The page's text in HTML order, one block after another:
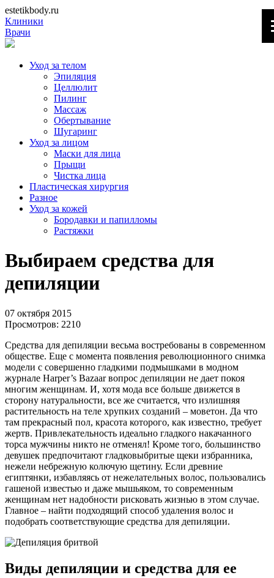
estetikbody.ru
Клиники
Врачи
Уход за телом
Эпиляция
Целлюлит
Пилинг
Массаж
Обертывание
Шугаринг
Уход за лицом
Маски для лица
Прыщи
Чистка лица
Пластическая хирургия
Разное
Уход за кожей
Бородавки и папилломы
Растяжки
Выбираем средства для
депиляции
07 октября 2015
Просмотров: 2210
Средства для депиляции весьма востребованы в современном
обществе. Еще с момента появления революционного снимка
модели с совершенно гладкими подмышками в модном
журнале Harper’s Bazaar вопрос депиляции не дает покоя
многим женщинам. И, хотя мода все больше движется в
сторону натуральности, все же считается, что излишняя
растительность на теле хрупких созданий – моветон. Да что
там прекрасный пол, красота которого, как известно, требует
жертв. Привлекательность идеально гладкого накачанного
торса мужчины никто не отменял! Кроме того, большинство
девушек предпочитают гладковыбритые щеки избранника,
нежели небрежную колючую щетину. Если древние
египтянки, избавляясь от нежелательных волос, пользовались
гашеной известью и даже мышьяком, то современным
женщинам нет надобности рисковать жизнью в этом случае.
Главное – найти подходящий способ удаления волос и
подобрать соответствующие средства для депиляции.
Виды депиляции и средства для ее